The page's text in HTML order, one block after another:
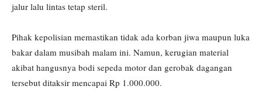
jalur lalu lintas tetap steril.
Pihak kepolisian memastikan tidak ada korban jiwa maupun luka
bakar dalam musibah malam ini. Namun, kerugian material
akibat hangusnya bodi sepeda motor dan gerobak dagangan
tersebut ditaksir mencapai Rp 1.000.000.